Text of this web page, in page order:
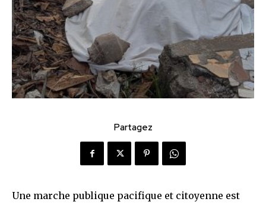
Partagez
Une marche publique pacifique et citoyenne est